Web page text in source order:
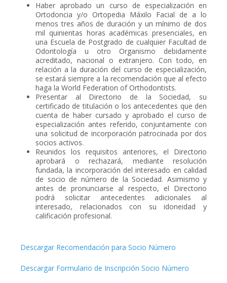
Haber aprobado un curso de especialización en
Ortodoncia y/o Ortopedia Máxilo Facial de a lo
menos tres años de duración y un mínimo de dos
mil quinientas horas académicas presenciales, en
una Escuela de Postgrado de cualquier Facultad de
Odontología u otro Organismo debidamente
acreditado, nacional o extranjero. Con todo, en
relación a la duración del curso de especialización,
se estará siempre a la recomendación que al efecto
haga la World Federation of Orthodontists.
Presentar al Directorio de la Sociedad, su
certificado de titulación o los antecedentes que den
cuenta de haber cursado y aprobado el curso de
especialización antes referido, conjuntamente con
una solicitud de incorporación patrocinada por dos
socios activos.
Reunidos los requisitos anteriores, el Directorio
aprobará o rechazará, mediante resolución
fundada, la incorporación del interesado en calidad
de socio de número de la Sociedad. Asimismo y
antes de pronunciarse al respecto, el Directorio
podrá solicitar antecedentes adicionales al
interesado, relacionados con su idoneidad y
calificación profesional.
Descargar Recomendación para Socio Número
Descargar Formulario de Inscripción Socio Número